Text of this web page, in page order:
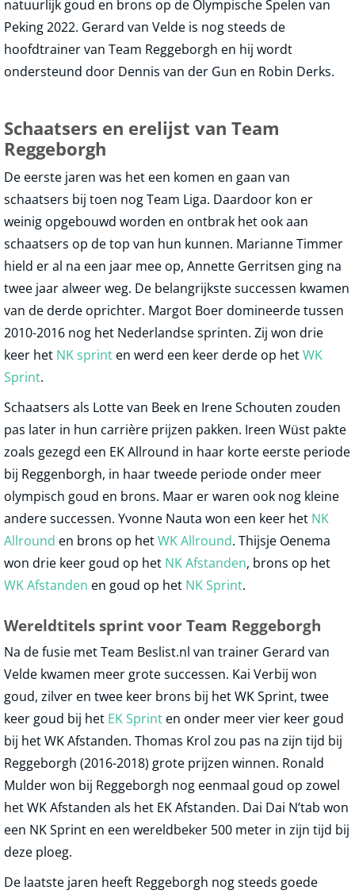
natuurlijk goud en brons op de Olympische Spelen van
Peking 2022. Gerard van Velde is nog steeds de
hoofdtrainer van Team Reggeborgh en hij wordt
ondersteund door Dennis van der Gun en Robin Derks.
Schaatsers en erelijst van Team
Reggeborgh
De eerste jaren was het een komen en gaan van
schaatsers bij toen nog Team Liga. Daardoor kon er
weinig opgebouwd worden en ontbrak het ook aan
schaatsers op de top van hun kunnen. Marianne Timmer
hield er al na een jaar mee op, Annette Gerritsen ging na
twee jaar alweer weg. De belangrijkste successen kwamen
van de derde oprichter. Margot Boer domineerde tussen
2010-2016 nog het Nederlandse sprinten. Zij won drie
keer het NK sprint en werd een keer derde op hetWK
Sprint.
Schaatsers als Lotte van Beek en Irene Schouten zouden
pas later in hun carrière prijzen pakken. Ireen Wüst pakte
zoals gezegd een EK Allround in haar korte eerste periode
bij Reggenborgh, in haar tweede periode onder meer
olympisch goud en brons. Maar er waren ook nog kleine
andere successen. Yvonne Nauta won een keer het NK
Allround en brons op hetWK Allround. Thijsje Oenema
won drie keer goud op het NK Afstanden, brons op het
WK Afstanden en goud op het NK Sprint.
Wereldtitels sprint voor Team Reggeborgh
Na de fusie met Team Beslist.nl van trainer Gerard van
Velde kwamen meer grote successen. Kai Verbij won
goud, zilver en twee keer brons bij het WK Sprint, twee
keer goud bij het EK Sprint en onder meer vier keer goud
bij het WK Afstanden. Thomas Krol zou pas na zijn tijd bij
Reggeborgh (2016-2018) grote prijzen winnen. Ronald
Mulder won bij Reggeborgh nog eenmaal goud op zowel
het WK Afstanden als het EK Afstanden. Dai Dai N’tab won
een NK Sprint en een wereldbeker 500 meter in zijn tijd bij
deze ploeg.
De laatste jaren heeft Reggeborgh nog steeds goede